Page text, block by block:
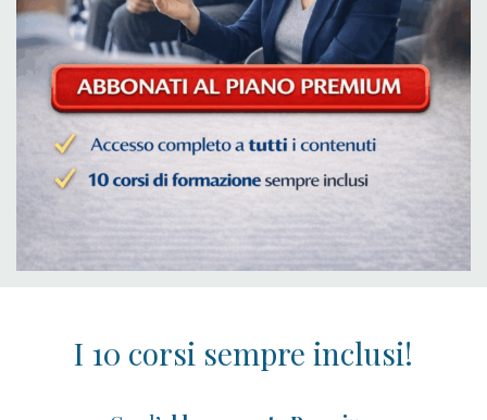
I 10 corsi sempre inclusi!